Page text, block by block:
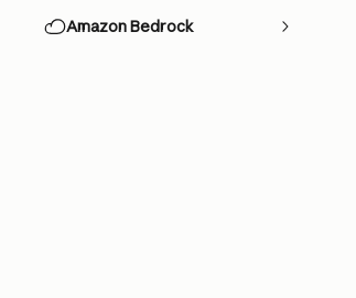
Amazon Bedrock